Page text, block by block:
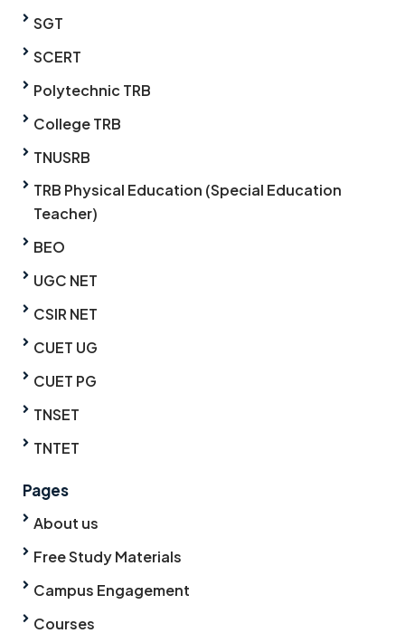
SGT
SCERT
Polytechnic TRB
College TRB
TNUSRB
TRB Physical Education (Special Education
Teacher)
BEO
UGC NET
CSIR NET
CUET UG
CUET PG
TNSET
TNTET
Pages
About us
Free Study Materials
Campus Engagement
Courses